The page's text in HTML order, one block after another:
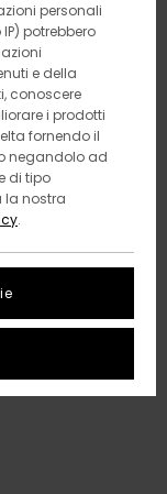
personali
potrebbero
e della
conoscere
i prodotti
fornendo il
negandolo ad
di tipo
la nostra
.